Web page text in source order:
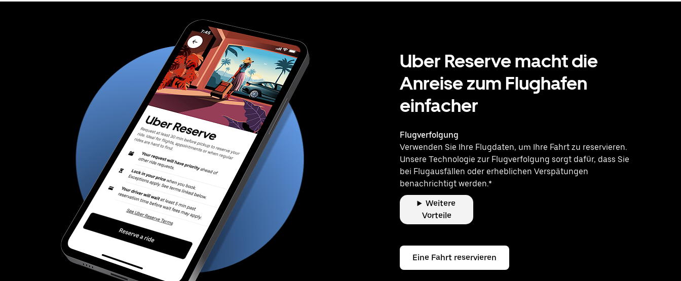
Uber Reserve macht die
Anreise zum Flughafen
einfacher
Flugverfolgung
Verwenden Sie Ihre Flugdaten, um Ihre Fahrt zu reservieren.
Unsere Technologie zur Flugverfolgung sorgt dafür, dass Sie
bei Flugausfällen oder erheblichen Verspätungen
benachrichtigt werden.*
Weitere
Vorteile
Eine Fahrt reservieren